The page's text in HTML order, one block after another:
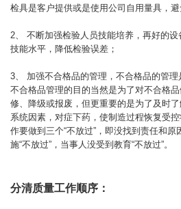
检具是客户提供或是使用公司自用量具，避
2、 不断加强检验人员技能培养，再好的
技能水平，降低检验误差；
3、 加强不合格品的管理，不合格品的管理
不合格品管理的目的当然是为了对不合格
修、降级或报废，但更重要的是为了及时
系统因素，对症下药，使制造过程恢复受
作要做到三个“不放过”，即没找到责任和原
施“不放过”，当事人没受到教育“不放过”。
分清质量工作顺序：